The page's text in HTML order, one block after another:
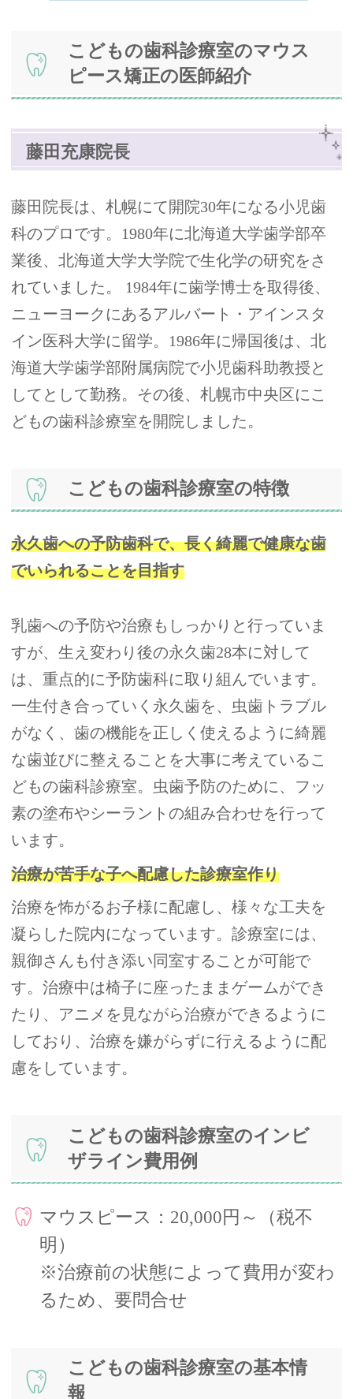
こどもの歯科診療室のマウス
ピース矯正の医師紹介
藤田充康院長
藤田院長は、札幌にて開院30年になる小児歯
科のプロです。1980年に北海道大学歯学部卒
業後、北海道大学大学院で生化学の研究をさ
れていました。 1984年に歯学博士を取得後、
ニューヨークにあるアルバート・アインスタ
イン医科大学に留学。1986年に帰国後は、北
海道大学歯学部附属病院で小児歯科助教授と
してとして勤務。その後、札幌市中央区にこ
どもの歯科診療室を開院しました。
こどもの歯科診療室の特徴
永久歯への予防歯科で、長く綺麗で健康な歯
でいられることを目指す
乳歯への予防や治療もしっかりと行っていま
すが、生え変わり後の永久歯28本に対して
は、重点的に予防歯科に取り組んでいます。
一生付き合っていく永久歯を、虫歯トラブル
がなく、歯の機能を正しく使えるように綺麗
な歯並びに整えることを大事に考えているこ
どもの歯科診療室。虫歯予防のために、フッ
素の塗布やシーラントの組み合わせを行って
います。
治療が苦手な子へ配慮した診療室作り
治療を怖がるお子様に配慮し、様々な工夫を
凝らした院内になっています。診療室には、
親御さんも付き添い同室することが可能で
す。治療中は椅子に座ったままゲームができ
たり、アニメを見ながら治療ができるように
しており、治療を嫌がらずに行えるように配
慮をしています。
こどもの歯科診療室のインビ
ザライン費用例
マウスピース：20,000円～（税不
明）
※治療前の状態によって費用が変わ
るため、要問合せ
こどもの歯科診療室の基本情
報